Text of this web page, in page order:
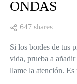
ONDAS
647 shares
Si los bordes de tus
vida, prueba a
llame la atención.